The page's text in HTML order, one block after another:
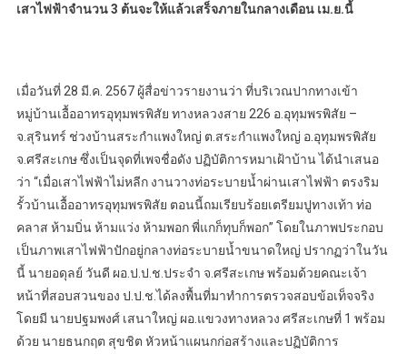
เสาไฟฟ้าจำนวน 3 ต้นจะให้แล้วเสร็จภายในกลางเดือน เม.ย.นี้
เมื่อวันที่ 28 มี.ค. 2567 ผู้สื่อข่าวรายงานว่า ที่บริเวณปากทางเข้า
หมู่บ้านเอื้ออาทรอุทุมพรพิสัย ทางหลวงสาย 226 อ.อุทุมพรพิสัย –
จ.สุรินทร์ ช่วงบ้านสระกำแพงใหญ่ ต.สระกำแพงใหญ่ อ.อุทุมพรพิสัย
จ.ศรีสะเกษ ซึ่งเป็นจุดที่เพจชื่อดัง ปฏิบัติการหมาเฝ้าบ้าน ได้นำเสนอ
ว่า “เมื่อเสาไฟฟ้าไม่หลีก งานวางท่อระบายน้ำผ่านเสาไฟฟ้า ตรงริม
รั้วบ้านเอื้ออาทรอุทุมพรพิสัย ตอนนี้ถมเรียบร้อยเตรียมปูทางเท้า ท่อ
คลาส ห้ามบิ่น ห้ามแว่ง ห้ามพอก พี่แกก็ทุบก็พอก” โดยในภาพประกอบ
เป็นภาพเสาไฟฟ้าปักอยู่กลางท่อระบายน้ำขนาดใหญ่ ปรากฏว่าในวัน
นี้ นายอดุลย์ วันดี ผอ.ป.ป.ช.ประจำ จ.ศรีสะเกษ พร้อมด้วยคณะเจ้า
หน้าที่สอบสวนของ ป.ป.ช.ได้ลงพื้นที่มาทำการตรวจสอบข้อเท็จจริง
โดยมี นายปฐมพงศ์ เสนาใหญ่ ผอ.แขวงทางหลวง ศรีสะเกษที่ 1 พร้อม
ด้วย นายธนกฤต สุขชิต หัวหน้าแผนกก่อสร้างและปฏิบัติการ